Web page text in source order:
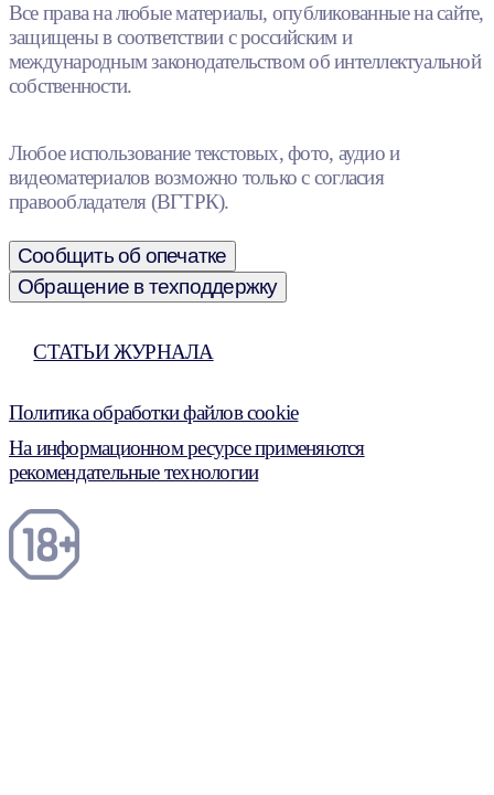
Все права на любые материалы, опубликованные на сайте,
защищены в соответствии с российским и
международным законодательством об интеллектуальной
собственности.
Любое использование текстовых, фото, аудио и
видеоматериалов возможно только с согласия
правообладателя (ВГТРК).
Сообщить об опечатке
Обращение в техподдержку
СТАТЬИ ЖУРНАЛА
Политика обработки файлов cookie
На информационном ресурсе применяются
рекомендательные технологии